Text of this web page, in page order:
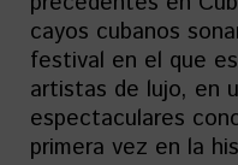
cayos cubanos
festival en el que
artistas de lujo, en
espectaculares
primera vez en la